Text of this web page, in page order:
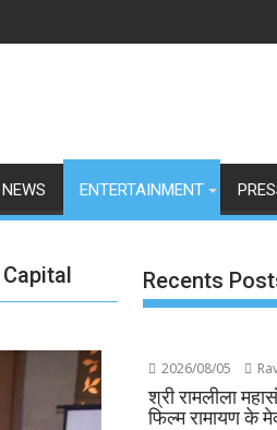
NEWS ENTERTAINMENT
Recents
2026/08/05
श्री रामलीला
फिल्म रामायण के